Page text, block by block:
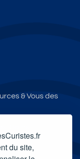
du site,
& Vous des